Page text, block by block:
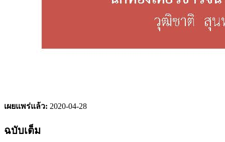
เผยแพร่แล้ว: 2020-04-28
ฉบับเต็ม